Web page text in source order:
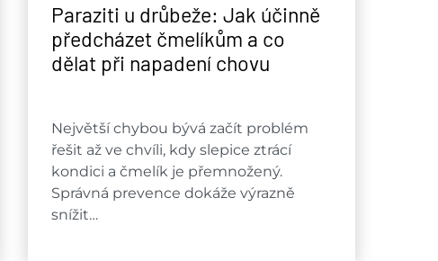
Paraziti u drůbeže: Jak účinně
předcházet čmelíkům a co
dělat při napadení chovu
Největší chybou bývá začít problém
řešit až ve chvíli, kdy slepice ztrácí
kondici a čmelík je přemnožený.
Správná prevence dokáže výrazně
snížit…